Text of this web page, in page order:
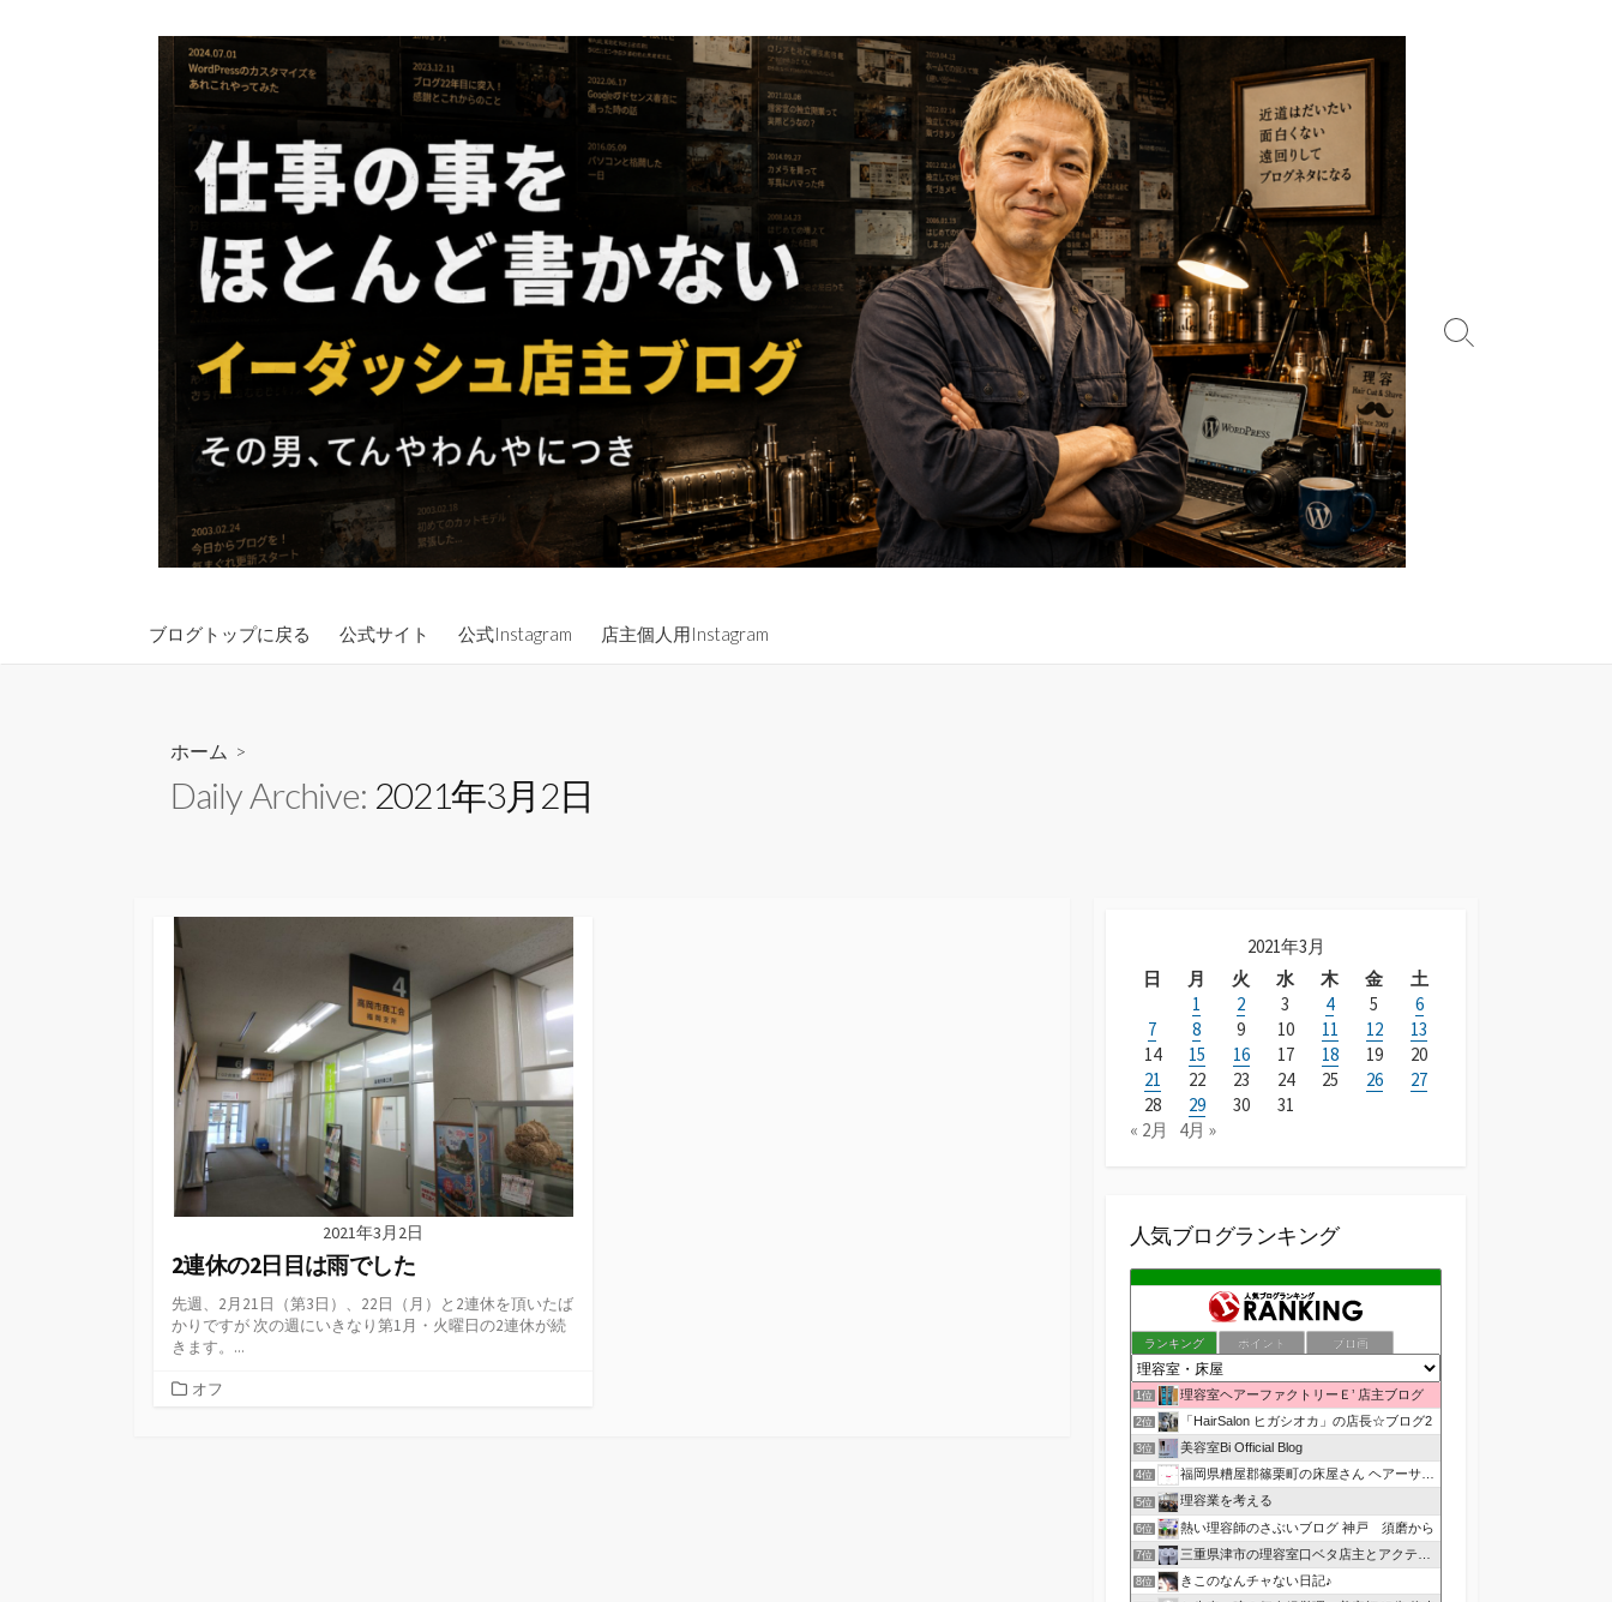
ブログトップに戻る 公式サイト 公式Instagram 店主個人用Instagram
検
ホーム >
Daily Archive: 2021年3月2日
2021年3月2日
2連休の2日目は雨でした
先週、2月21日（第3日）、22日（月）と2連休を頂いたば
かりですが 次の週にいきなり第1月・火曜日の2連休が続
きます。...
カオフ
2021年3月
日
月 火 水 木 金
土
1
2 3 4 5
6
7
8 9 10 11 12
13
14
15 16 17 18 19
20
21
22 23 24 25 26
27
28
29 30
31
« 2月
4月 »
人気ブログランキング
ランキング ポイント ブロ画
1位 理容室ヘアーファクトリーＥ’ 店主ブログ
2位 「HairSalon ヒガシオカ」の店長☆ブログ2
3位 美容室Bi Official Blog
4位 福岡県糟屋郡篠栗町の床屋さん ヘアーサロン１２３公式ブログ
5位 理容業を考える
6位 熱い理容師のさぶいブログ 神戸 須磨から
7位 三重県津市の理容室口ベタ店主とアクティブ嫁のblog
8位 きこのなんチャない日記♪